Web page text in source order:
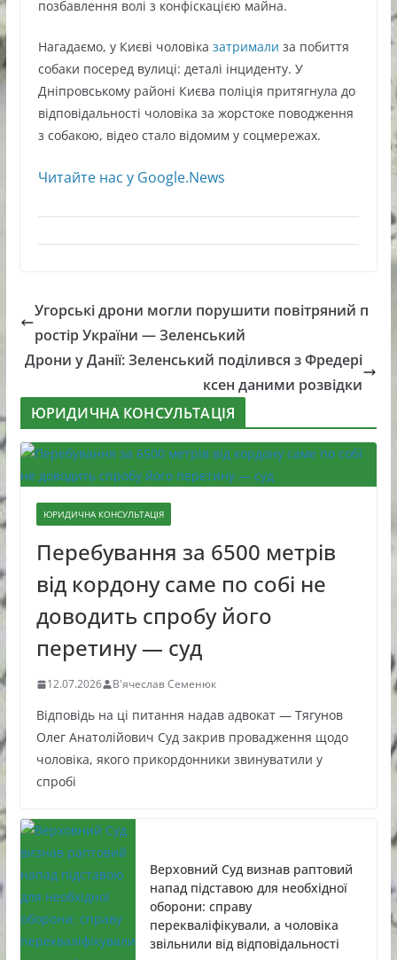
позбавлення волі з конфіскацією майна.
Нагадаємо, у Києві чоловіка затримали за побиття
собаки посеред вулиці: деталі інциденту. У
Дніпровському районі Києва поліція притягнула до
відповідальності чоловіка за жорстоке поводження
з собакою, відео стало відомим у соцмережах.
Читайте нас у Google.News
Угорські дрони могли порушити повітряний п
ростір України — Зеленський
Дрони у Данії: Зеленський поділився з Фредері
ксен даними розвідки
ЮРИДИЧНА КОНСУЛЬТАЦІЯ
ЮРИДИЧНА КОНСУЛЬТАЦІЯ
Перебування за 6500 метрів
від кордону саме по собі не
доводить спробу його
перетину — суд
12.07.2026 В'ячеслав Семенюк
Відповідь на ці питання надав адвокат — Тягунов
Олег Анатолійович Суд закрив провадження щодо
чоловіка, якого прикордонники звинуватили у
спробі
Верховний Суд визнав раптовий
напад підставою для необхідної
оборони: справу
перекваліфікували, а чоловіка
звільнили від відповідальності